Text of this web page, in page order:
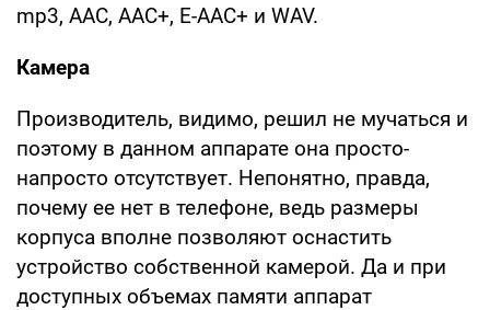
mp3, AAC, AAC+, E-AAC+ и WAV.
Камера
Производитель, видимо, решил не мучаться и
поэтому в данном аппарате она просто-
напросто отсутствует. Непонятно, правда,
почему ее нет в телефоне, ведь размеры
корпуса вполне позволяют оснастить
устройство собственной камерой. Да и при
доступных объемах памяти аппарат